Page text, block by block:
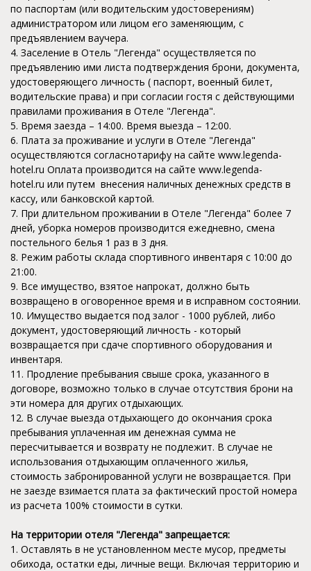
по паспортам (или водительским удостоверениям)
администратором или лицом его заменяющим, с
предъявлением ваучера.
4. Заселение в Отель "Легенда" осуществляется по
предъявлению ими листа подтверждения брони, документа,
удостоверяющего личность ( паспорт, военный билет,
водительские права) и при согласии гостя с действующими
правилами проживания в Отеле "Легенда".
5. Время заезда – 14:00. Время выезда – 12:00.
6. Плата за проживание и услуги в Отеле "Легенда"
осуществляются согласнотарифу на сайте www.legenda-
hotel.ru Оплата производится на сайте www.legenda-
hotel.ru или путем внесения наличных денежных средств в
кассу, или банковской картой.
7. При длительном проживании в Отеле "Легенда" более 7
дней, уборка номеров производится ежедневно, смена
постельного белья 1 раз в 3 дня.
8. Режим работы склада спортивного инвентаря с 10:00 до
21:00.
9. Все имущество, взятое напрокат, должно быть
возвращено в оговоренное время и в исправном состоянии.
10. Имущество выдается под залог - 1000 рублей, либо
документ, удостоверяющий личность - который
возвращается при сдаче спортивного оборудования и
инвентаря.
11. Продление пребывания свыше срока, указанного в
договоре, возможно только в случае отсутствия брони на
эти номера для других отдыхающих.
12. В случае выезда отдыхающего до окончания срока
пребывания уплаченная им денежная сумма не
пересчитывается и возврату не подлежит. В случае не
использования отдыхающим оплаченного жилья,
стоимость забронированной услуги не возвращается. При
не заезде взимается плата за фактический простой номера
из расчета 100% стоимости в сутки.
На территории отеля "Легенда" запрещается:
1. Оставлять в не установленном месте мусор, предметы
обихода, остатки еды, личные вещи. Включая территорию и